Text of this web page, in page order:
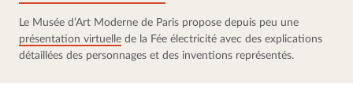
présentation virtuelle de la Fée électricité avec des explications
détaillées des personnages et des inventions représentés.